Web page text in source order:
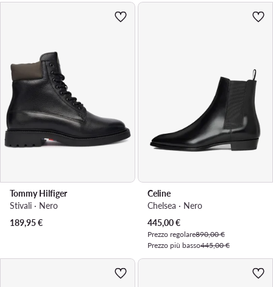
Tommy Hilfiger
Stivali · Nero
189,95€
Celine
Chelsea · Nero
Prezzo attuale
445,00€
Prezzo regolare890,00 €
Prezzo più basso445,00 €